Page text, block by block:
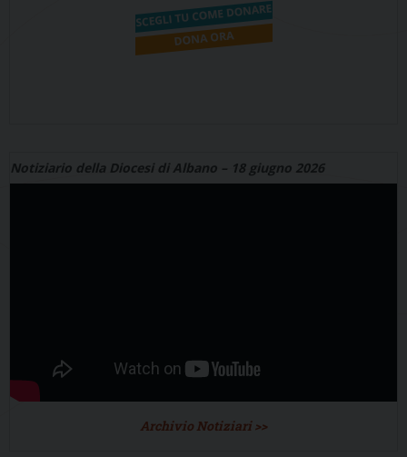
Notiziario della Diocesi di Albano – 18 giugno 2026
Archivio Notiziari >>